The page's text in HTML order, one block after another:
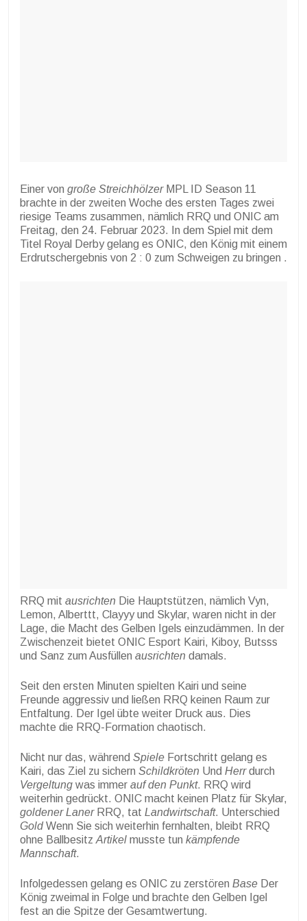
Einer von große StreichhölzerMPL ID Season 11
brachte in der zweiten Woche des ersten Tages zwei
riesige Teams zusammen, nämlich RRQ und ONIC am
Freitag, den 24. Februar 2023. In dem Spiel mit dem
Titel Royal Derby gelang es ONIC, den König mit einem
Erdrutschergebnis von 2 : 0 zum Schweigen zu bringen .
RRQ mit ausrichten Die Hauptstützen, nämlich Vyn,
Lemon, Alberttt, Clayyy und Skylar, waren nicht in der
Lage, die Macht des Gelben Igels einzudämmen. In der
Zwischenzeit bietet ONIC Esport Kairi, Kiboy, Butsss
und Sanz zum Ausfüllen ausrichten damals.
Seit den ersten Minuten spielten Kairi und seine
Freunde aggressiv und ließen RRQ keinen Raum zur
Entfaltung. Der Igel übte weiter Druck aus. Dies
machte die RRQ-Formation chaotisch.
Nicht nur das, während Spiele Fortschritt gelang es
Kairi, das Ziel zu sichern Schildkröten Und Herrdurch
Vergeltung was immer auf den Punkt. RRQ wird
weiterhin gedrückt. ONIC macht keinen Platz für Skylar,
goldener Laner RRQ, tat Landwirtschaft. Unterschied
GoldWenn Sie sich weiterhin fernhalten, bleibt RRQ
ohne Ballbesitz Artikel musste tun kämpfende
Mannschaft.
Infolgedessen gelang es ONIC zu zerstören Base Der
König zweimal in Folge und brachte den Gelben Igel
fest an die Spitze der Gesamtwertung.